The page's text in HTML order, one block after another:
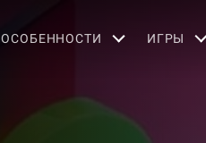
OСОБЕННОСТИ ИГРЫ